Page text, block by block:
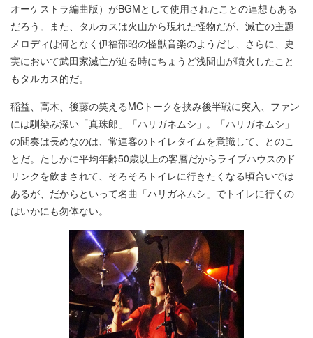
オーケストラ編曲版）がBGMとして使用されたことの連想もある
だろう。また、タルカスは火山から現れた怪物だが、滅亡の主題
メロディは何となく伊福部昭の怪獣音楽のようだし、さらに、史
実において武田家滅亡が迫る時にちょうど浅間山が噴火したこと
もタルカス的だ。
稲益、高木、後藤の笑えるMCトークを挟み後半戦に突入、ファン
には馴染み深い「真珠郎」「ハリガネムシ」。「ハリガネムシ」
の間奏は長めなのは、常連客のトイレタイムを意識して、とのこ
とだ。たしかに平均年齢50歳以上の客層だからライブハウスのド
リンクを飲まされて、そろそろトイレに行きたくなる頃合いでは
あるが、だからといって名曲「ハリガネムシ」でトイレに行くの
はいかにも勿体ない。